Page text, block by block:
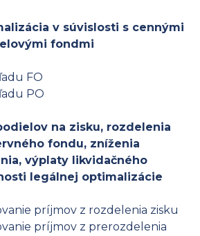
v súvislosti s cennými
fondmi
FO
PO
na zisku, rozdelenia
fondu, zníženia
výplaty likvidačného
legálnej optimalizácie
príjmov z rozdelenia zisku
príjmov z prerozdelenia